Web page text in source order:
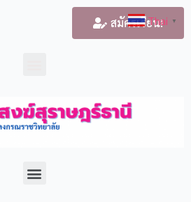
สมัครเรียน!
Thai ▼